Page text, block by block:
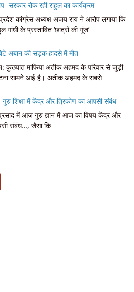
सरकार रोक रही राहुल का कार्यक्रम
कांग्रेस अध्यक्ष अजय राय ने आरोप लगाया कि
गांधी के प्रस्तावित ‘छात्रों की गूंज’
अबान की सड़क हादसे में मौत
कुख्यात माफिया अतीक अहमद के परिवार से जुड़ी
सामने आई है। अतीक अहमद के सबसे
गुरु शिक्षा में केंद्र और त्रिकोण का आपसी संबंध
में आज गुरु ज्ञान में आज का विषय केंद्र और
संबंध…, जैसा कि